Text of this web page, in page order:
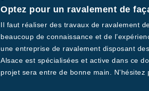
Optez pour un ravalement de
Il faut réaliser des travaux de ravalement
beaucoup de connaissance et de
une entreprise de ravalement disposant
Alsace est spécialisées et active dans ce
projet sera entre de bonne main. N’hésitez